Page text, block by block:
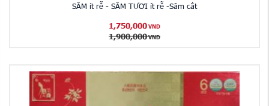
SÂM ít rễ - SÂM TƯƠI ít rễ -Sâm cắt
1,750,000 VND
1,900,000 VND